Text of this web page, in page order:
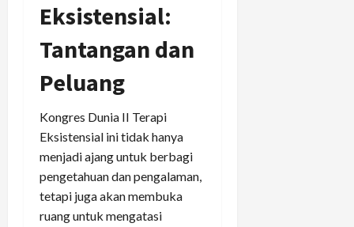
Eksistensial:
Tantangan dan
Peluang
Kongres Dunia II Terapi
Eksistensial ini tidak hanya
menjadi ajang untuk berbagi
pengetahuan dan pengalaman,
tetapi juga akan membuka
ruang untuk mengatasi